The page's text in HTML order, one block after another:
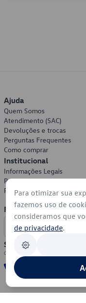
Ajuda
Quem Somos
Atendimento (SAC)
Devoluções e trocas
Perguntas Frequentes
Como comprar
Institucional
Informações Legais
Política de Privacidade
Política de Cookies
Formas de Pagamento
Segurança
Para otimizar sua
fazemos uso de
consideramos que
de privacidade.